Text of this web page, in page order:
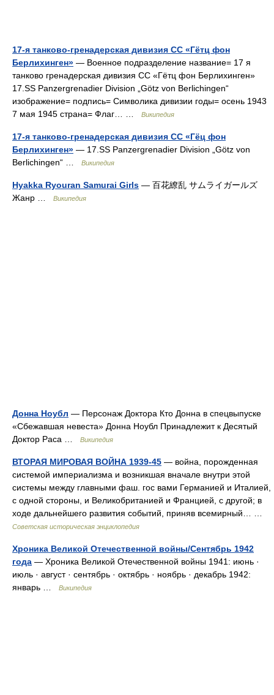
17-я танково-гренадерская дивизия СС «Гётц фон
Берлихинген» — Военное подразделение название= 17 я
танково гренадерская дивизия СС «Гётц фон Берлихинген»
17.SS Panzergrenadier Division „Götz von Berlichingen“
изображение= подпись= Символика дивизии годы= осень 1943
7 мая 1945 страна= Флаг… …
Википедия
17-я танково-гренадерская дивизия СС «Гёц фон
Берлихинген» — 17.SS Panzergrenadier Division „Götz von
Berlichingen“ …
Википедия
Hyakka Ryouran Samurai Girls — 百花繚乱 サムライガールズ
Жанр …
Википедия
Донна Ноубл — Персонаж Доктора Кто Донна в спецвыпуске
«Сбежавшая невеста» Донна Ноубл Принадлежит к Десятый
Доктор Раса …
Википедия
ВТОРАЯ МИРОВАЯ ВОЙНА 1939-45 — война, порожденная
системой империализма и возникшая вначале внутри этой
системы между главными фаш. гос вами Германией и Италией,
с одной стороны, и Великобританией и Францией, с другой; в
ходе дальнейшего развития событий, приняв всемирный… …
Советская историческая энциклопедия
Хроника Великой Отечественной войны/Сентябрь 1942
года — Хроника Великой Отечественной войны 1941: июнь ·
июль · август · сентябрь · октябрь · ноябрь · декабрь 1942:
январь …
Википедия